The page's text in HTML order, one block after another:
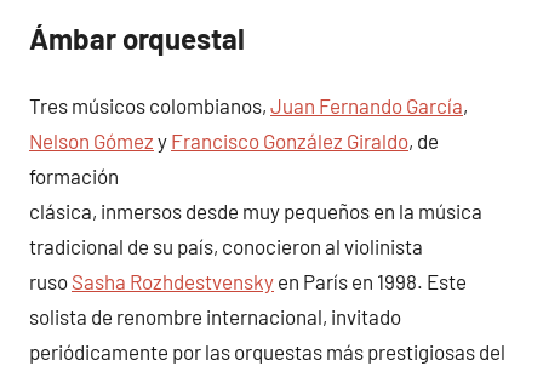
Ámbar orquestal
Tres músicos colombianos, Juan Fernando García,
Nelson Gómez y Francisco González Giraldo, de
formación
clásica, inmersos desde muy pequeños en la música
tradicional de su país, conocieron al violinista
ruso Sasha Rozhdestvensky en París en 1998. Este
solista de renombre internacional, invitado
periódicamente por las orquestas más prestigiosas del